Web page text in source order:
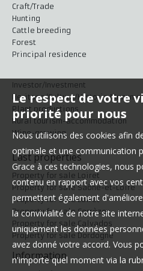
Craft/Trade
Hunting
Cattle breeding
Forest
Principal residence
Investor/Investment
Heritage/Culture/Historic
Plant productions
Rural tourism-accommodation
Wine-growing
Last properties
Property for sale Loiret
Property for sale Saône-et-Loire
Property for sale Loiret
Property for sale Corrèze
Property for sale Calvados
Property for sale Dordogne
Information
Le respect de votre
priorité pour nous
Nous utilisons des cookies afin
optimale et une communication
Grace à ces technologies, nous
contenu en rapport avec vos
permettent également
la convivialité de notre site
uniquement les données
avez donné votre accord. Vous
n'importe quel moment via la